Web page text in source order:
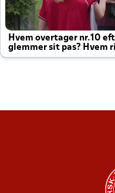
Hvem overtager nr.10
glemmer sit pas? Hvem
altid til efter kampe?